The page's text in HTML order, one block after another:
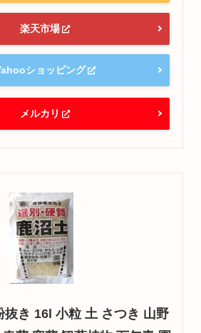
楽天市場
ショッピング
メルカリ
抜き 16l 小粒 土 さつき 山野